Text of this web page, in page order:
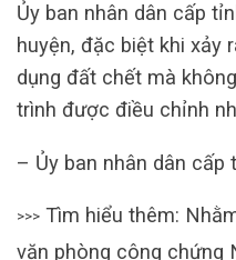
Ủy ban nhân dân cấp
huyện, đặc biệt khi xảy
dụng đất chết mà
trình được điều chỉnh
– Ủy ban nhân dân cấp
>>> Tìm hiểu thêm:
văn phòng công chứng